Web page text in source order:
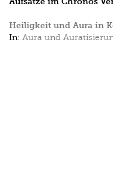
Heiligkeit und Aura in
In: Aura und